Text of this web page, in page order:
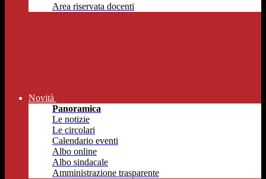
Area riservata docenti
Novità
Panoramica
Le notizie
Le circolari
Calendario eventi
Albo online
Albo sindacale
Amministrazione trasparente